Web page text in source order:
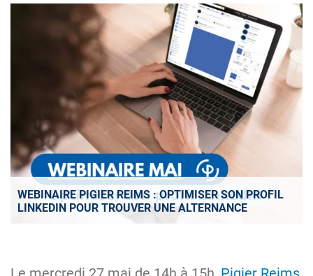
WEBINAIRE PIGIER REIMS : OPTIMISER SON PROFIL
LINKEDIN POUR TROUVER UNE ALTERNANCE